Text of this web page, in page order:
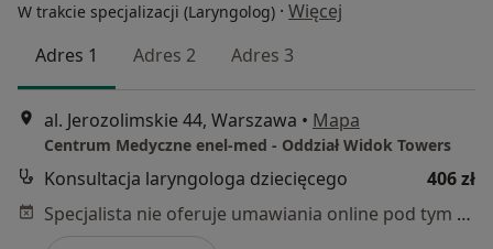
W trakcie specjalizacji (Laryngolog) · Więcej
Adres 1
Adres 2 Adres 3
al. Jerozolimskie 44, Warszawa • Mapa
Centrum Medyczne enel-med - Oddział Widok Towers
Konsultacja laryngologa dziecięcego
406 zł
Specjalista nie oferuje umawiania online pod tym adresem.